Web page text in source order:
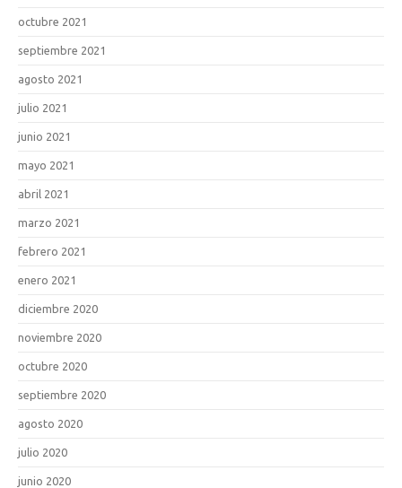
octubre 2021
septiembre 2021
agosto 2021
julio 2021
junio 2021
mayo 2021
abril 2021
marzo 2021
febrero 2021
enero 2021
diciembre 2020
noviembre 2020
octubre 2020
septiembre 2020
agosto 2020
julio 2020
junio 2020